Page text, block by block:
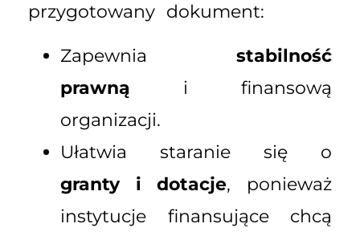
przygotowany dokument:
Zapewnia stabilność
prawną i finansową
organizacji.
Ułatwia staranie się o
granty i dotacje, ponieważ
instytucje finansujące chcą